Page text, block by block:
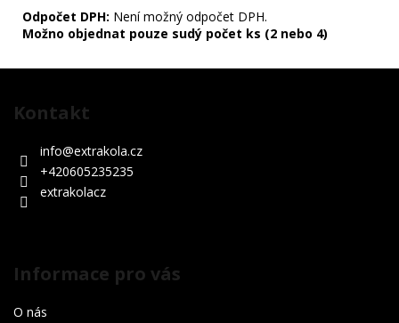
Odpočet DPH: Není možný odpočet DPH.
Možno objednat pouze sudý počet ks (2 nebo 4)
Kontakt
info@extrakola.cz
+420605235235
extrakolacz
Informace pro vás
O nás